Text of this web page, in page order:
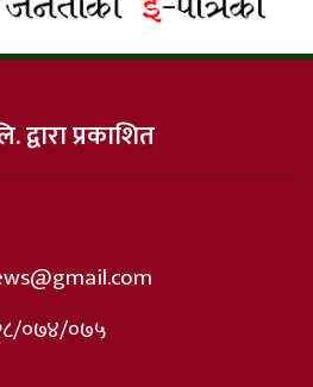
द्वारा प्रकाशित
०७४/०७५